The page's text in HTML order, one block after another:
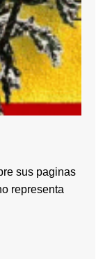
sus paginas
representa